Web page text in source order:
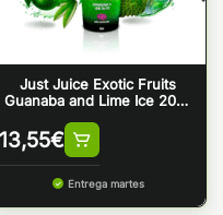
Just Juice Exotic Fruits
Guanaba and Lime Ice 20ml
13,55€
Entrega martes